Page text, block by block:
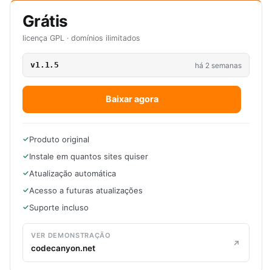
Grátis
licença GPL · domínios ilimitados
v1.1.5 há 2 semanas
Baixar agora
Produto original
Instale em quantos sites quiser
Atualização automática
Acesso a futuras atualizações
Suporte incluso
VER DEMONSTRAÇÃO
codecanyon.net